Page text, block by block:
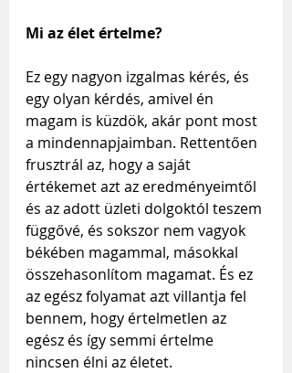
Mi az élet értelme?
Ez egy nagyon izgalmas kérés, és
egy olyan kérdés, amivel én
magam is küzdök, akár pont most
a mindennapjaimban. Rettentően
frusztrál az, hogy a saját
értékemet azt az eredményeimtől
és az adott üzleti dolgoktól teszem
függővé, és sokszor nem vagyok
békében magammal, másokkal
összehasonlítom magamat. És ez
az egész folyamat azt villantja fel
bennem, hogy értelmetlen az
egész és így semmi értelme
nincsen élni az életet.